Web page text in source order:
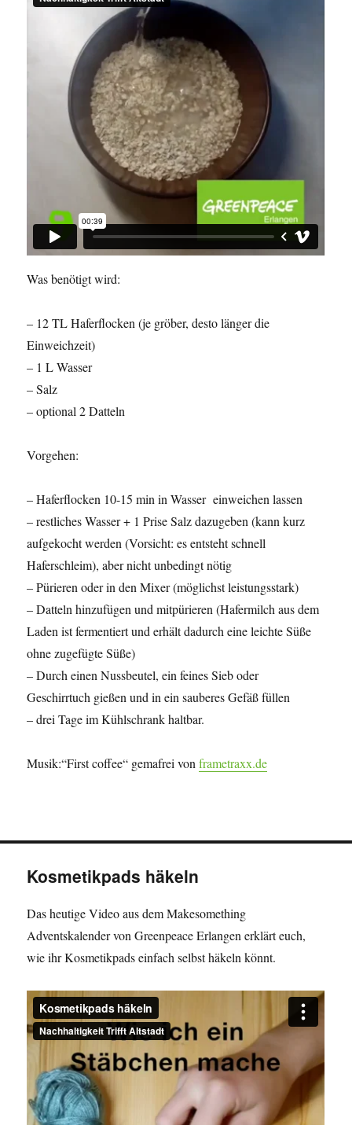
Was benötigt wird:
– 12 TL Haferflocken (je gröber, desto länger die
Einweichzeit)
– 1 L Wasser
– Salz
– optional 2 Datteln
Vorgehen:
– Haferflocken 10-15 min in Wasser einweichen lassen
– restliches Wasser + 1 Prise Salz dazugeben (kann kurz
aufgekocht werden (Vorsicht: es entsteht schnell
Haferschleim), aber nicht unbedingt nötig
– Pürieren oder in den Mixer (möglichst leistungsstark)
– Datteln hinzufügen und mitpürieren (Hafermilch aus dem
Laden ist fermentiert und erhält dadurch eine leichte Süße
ohne zugefügte Süße)
– Durch einen Nussbeutel, ein feines Sieb oder
Geschirrtuch gießen und in ein sauberes Gefäß füllen
– drei Tage im Kühlschrank haltbar.
Musik:“First coffee“ gemafrei vonframetraxx.de
Kosmetikpads häkeln
Das heutige Video aus dem Makesomething
Adventskalender von Greenpeace Erlangen erklärt euch,
wie ihr Kosmetikpads einfach selbst häkeln könnt.